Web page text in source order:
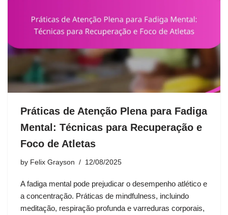
Práticas de Atenção Plena para Fadiga
Mental: Técnicas para Recuperação e
Foco de Atletas
by Felix Grayson 12/08/2025
A fadiga mental pode prejudicar o desempenho atlético e
a concentração. Práticas de mindfulness, incluindo
meditação, respiração profunda e varreduras corporais,